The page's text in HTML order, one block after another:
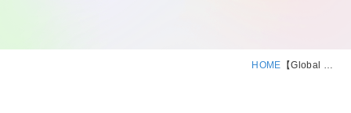
HOME 【Global …